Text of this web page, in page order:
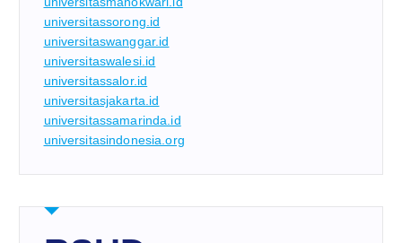
universitassorong.id
universitaswanggar.id
universitaswalesi.id
universitassalor.id
universitasjakarta.id
universitassamarinda.id
universitasindonesia.org